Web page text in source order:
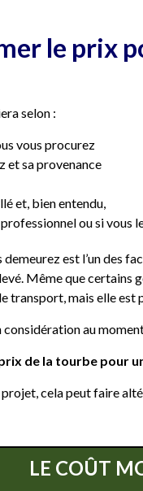
le prix
selon :
vous procurez
et sa provenance
et, bien entendu,
ou si vous
demeurez est l’un des
Même que certains
transport, mais elle est
considération au
de la tourbe pour
cela peut faire
LE COÛT